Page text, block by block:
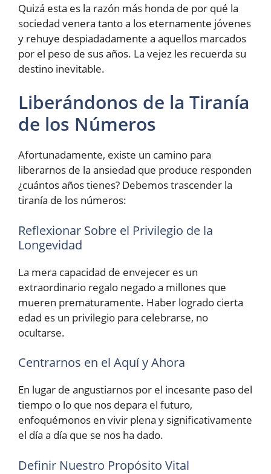
Quizá esta es la razón más honda de por qué la
sociedad venera tanto a los eternamente jóvenes
y rehuye despiadadamente a aquellos marcados
por el peso de sus años. La vejez les recuerda su
destino inevitable.
Liberándonos de la Tiranía
de los Números
Afortunadamente, existe un camino para
liberarnos de la ansiedad que produce responden
¿cuántos años tienes? Debemos trascender la
tiranía de los números:
Reflexionar Sobre el Privilegio de la
Longevidad
La mera capacidad de envejecer es un
extraordinario regalo negado a millones que
mueren prematuramente. Haber logrado cierta
edad es un privilegio para celebrarse, no
ocultarse.
Centrarnos en el Aquí y Ahora
En lugar de angustiarnos por el incesante paso del
tiempo o lo que nos depara el futuro,
enfoquémonos en vivir plena y significativamente
el día a día que se nos ha dado.
Definir Nuestro Propósito Vital